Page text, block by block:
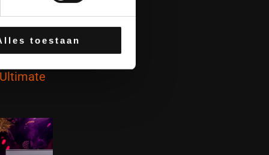
toestaan